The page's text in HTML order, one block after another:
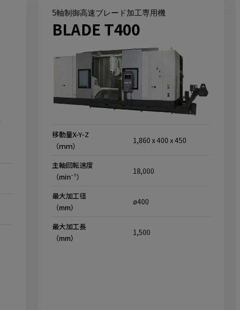
5軸制御高速ブレード加工専用機
BLADE T400
移動量X-Y-Z
（ｍｍ）
1,860 x 400 x 450
主軸回転速度
（min⁻¹）
18,000
最大加工径
（mm）
ø400
最大加工長
（mm）
1,500